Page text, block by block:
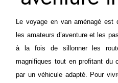
Le voyage en van aménagé
les amateurs d’aventure et les
à la fois de sillonner les
magnifiques tout en profitant du
par un véhicule adapté. Pour